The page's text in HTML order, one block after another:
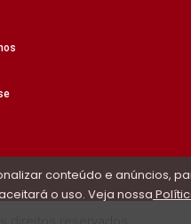
conteúdo e anúncios,
o uso. Veja nossa